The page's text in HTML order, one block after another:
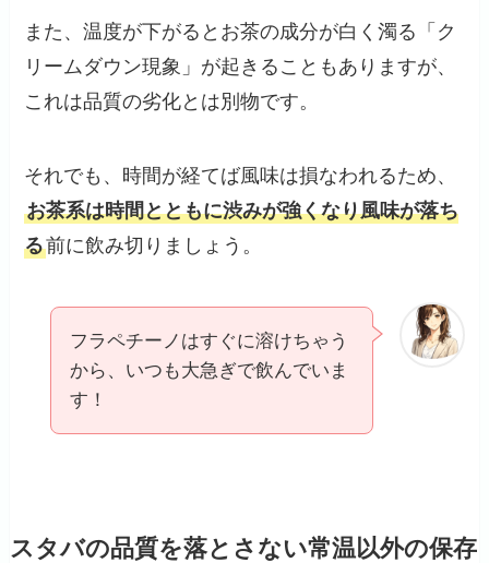
また、温度が下がるとお茶の成分が白く濁る「ク
リームダウン現象」が起きることもありますが、
これは品質の劣化とは別物です。
それでも、時間が経てば風味は損なわれるため、
お茶系は時間とともに渋みが強くなり風味が落ち
る前に飲み切りましょう。
フラペチーノはすぐに溶けちゃう
から、いつも大急ぎで飲んでいま
す！
スタバの品質を落とさない常温以外の保存